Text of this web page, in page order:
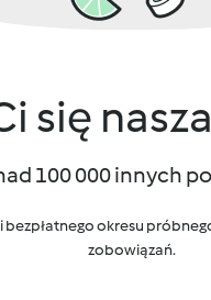
się
100 000 innych
bezpłatnego okresu
zobowiązań.